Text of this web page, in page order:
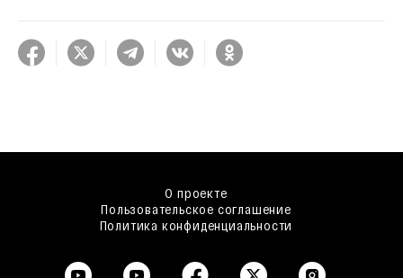
О проекте
Пользовательское соглашение
Политика конфиденциальности